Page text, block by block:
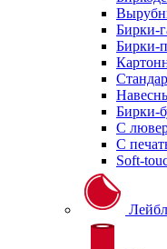
Бирки-
Бирки-
Бирки-
С
С
Soft-